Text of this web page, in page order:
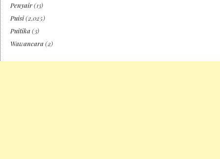
Penyair(13)
Puisi(2,025)
Puitika (3)
Wawancara (2)